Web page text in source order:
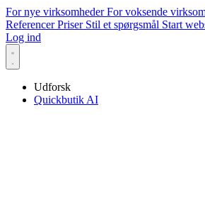
For nye virksomhederFor voksende
ReferencerPriser Stil et spørgsmål Start
Log ind
Udforsk
Quickbutik AI